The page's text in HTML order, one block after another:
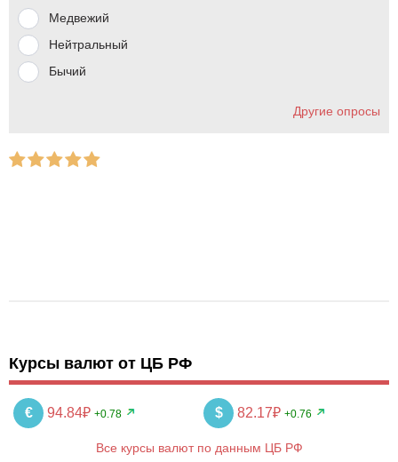
Медвежий
Нейтральный
Бычий
Другие опросы
Курсы валют от ЦБ РФ
€ 94.84₽ +0.78 $ 82.17₽ +0.76
Все курсы валют по данным ЦБ РФ